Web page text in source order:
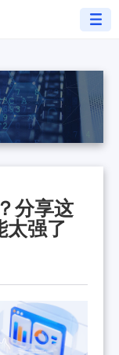
分享这
太强了